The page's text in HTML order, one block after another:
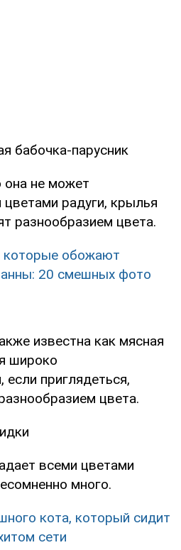
бабочка-парусник
она не может
цветами радуги, крылья
разнообразием цвета.
обожают
20 смешных фото
известна как мясная
широко
если приглядеться,
цвета.
всеми цветами
много.
кота, который сидит
сети